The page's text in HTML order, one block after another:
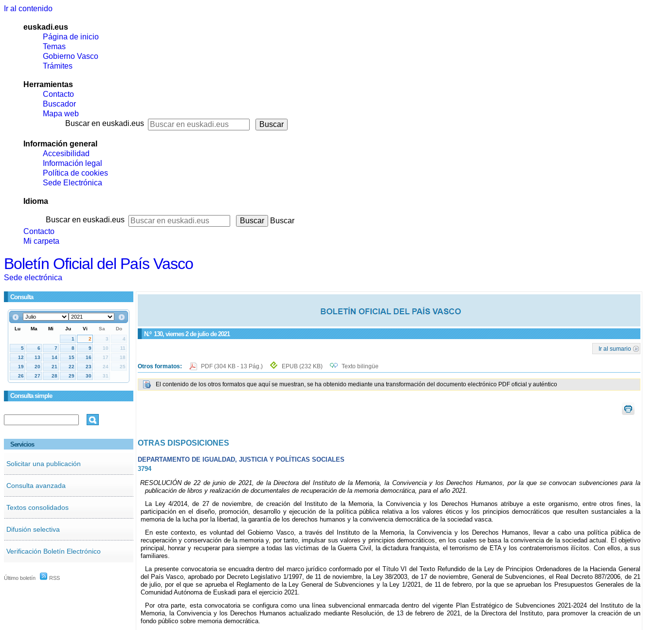
Ir al contenido
euskadi.eus
Página de inicio
Temas
Gobierno Vasco
Trámites
Herramientas
Contacto
Buscador
Mapa web
Buscar en euskadi.eus
Información general
Accesibilidad
Información legal
Política de cookies
Sede Electrónica
Idioma
Buscar en euskadi.eus
Buscar
Contacto
Mi carpeta
Boletín Oficial del País Vasco
Sede electrónica
Consulta
Consulta simple
Servicios
Solicitar una publicación
Consulta avanzada
Textos consolidados
Difusión selectiva
Verificación Boletín Electrónico
Último boletín RSS
N.º 130, viernes 2 de julio de 2021
Ir al sumario
Otros formatos: PDF (304 KB - 13 Pág.) EPUB (232 KB) Texto bilingüe
El contenido de los otros formatos que aquí se muestran, se ha obtenido mediante una transformación del documento electrónico PDF oficial y auténtico
OTRAS DISPOSICIONES
DEPARTAMENTO DE IGUALDAD, JUSTICIA Y POLÍTICAS SOCIALES
3794
RESOLUCIÓN de 22 de junio de 2021, de la Directora del Instituto de la Memoria, la Convivencia y los Derechos Humanos, por la que se convocan subvenciones para la
publicación de libros y realización de documentales de recuperación de la memoria democrática, para el año 2021.
La Ley 4/2014, de 27 de noviembre, de creación del Instituto de la Memoria, la Convivencia y los Derechos Humanos atribuye a este organismo, entre otros fines, la
participación en el diseño, promoción, desarrollo y ejecución de la política pública relativa a los valores éticos y los principios democráticos que resulten sustanciales a la
memoria de la lucha por la libertad, la garantía de los derechos humanos y la convivencia democrática de la sociedad vasca.
En este contexto, es voluntad del Gobierno Vasco, a través del Instituto de la Memoria, la Convivencia y los Derechos Humanos, llevar a cabo una política pública de
recuperación y conservación de la memoria y, por tanto, impulsar sus valores y principios democráticos, en los cuales se basa la convivencia de la sociedad actual. El objetivo
principal, honrar y recuperar para siempre a todas las víctimas de la Guerra Civil, la dictadura franquista, el terrorismo de ETA y los contraterrorismos ilícitos. Con ellos, a sus
familiares.
La presente convocatoria se encuadra dentro del marco jurídico conformado por el Título VI del Texto Refundido de la Ley de Principios Ordenadores de la Hacienda General
del País Vasco, aprobado por Decreto Legislativo 1/1997, de 11 de noviembre, la Ley 38/2003, de 17 de noviembre, General de Subvenciones, el Real Decreto 887/2006, de 21
de julio, por el que se aprueba el Reglamento de la Ley General de Subvenciones y la Ley 1/2021, de 11 de febrero, por la que se aprueban los Presupuestos Generales de la
Comunidad Autónoma de Euskadi para el ejercicio 2021.
Por otra parte, esta convocatoria se configura como una línea subvencional enmarcada dentro del vigente Plan Estratégico de Subvenciones 2021-2024 del Instituto de la
Memoria, la Convivencia y los Derechos Humanos actualizado mediante Resolución, de 13 de febrero de 2021, de la Directora del Instituto, para promover la creación de un
fondo público sobre memoria democrática.